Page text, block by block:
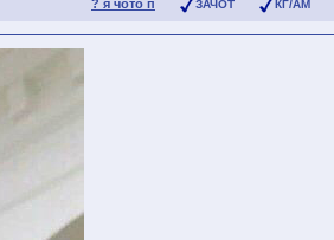
? я чото п ЗАЧОТ КГ/АМ